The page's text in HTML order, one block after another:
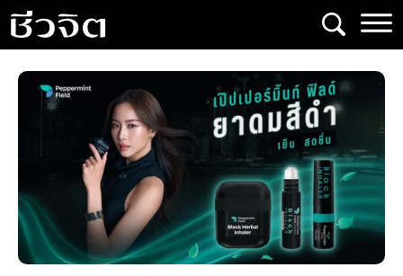
Skip
to
content